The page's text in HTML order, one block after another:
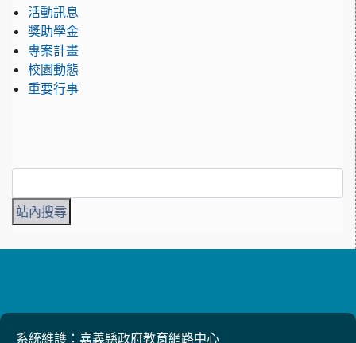
活動訊息
獎助學金
專案計畫
校園動態
重要行事
系統維護：嘉義縣政府教育網路中心